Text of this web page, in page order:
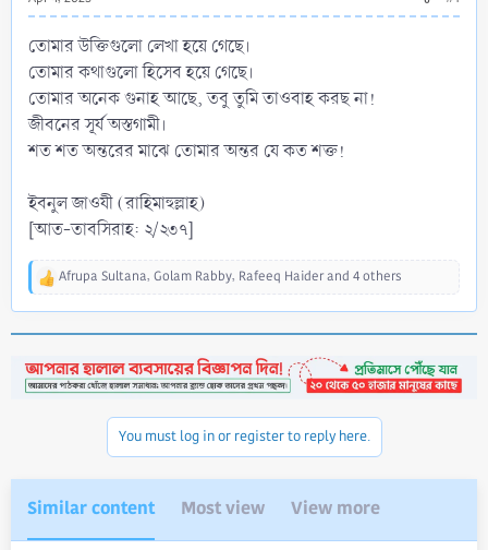
তোমার উক্তিগুলো লেখা হয়ে গেছে।
তোমার কথাগুলো হিসেব হয়ে গেছে।
তোমার অনেক গুনাহ আছে, তবু তুমি তাওবাহ করছ না!
জীবনের সূর্য অস্তগামী।
শত শত অন্তরের মাঝে তোমার অন্তর যে কত শক্ত!
ইবনুল জাওযী (রাহিমাহুল্লাহ)
[আত-তাবসিরাহ: ২/২৩৭]
R
t
i
Afrupa Sultana, Golam Rabby, Rafeeq Haiderand 4 others
You must log in or register to reply here.
Similar content Most view View more